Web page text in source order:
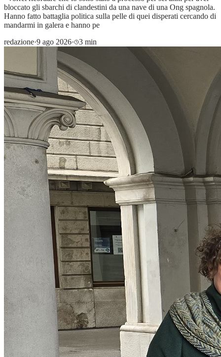
bloccato gli sbarchi di clandestini da una nave di una Ong spagnola.
Hanno fatto battaglia politica sulla pelle di quei disperati cercando di
mandarmi in galera e hanno pe
redazione·9 ago 2026· 3 min